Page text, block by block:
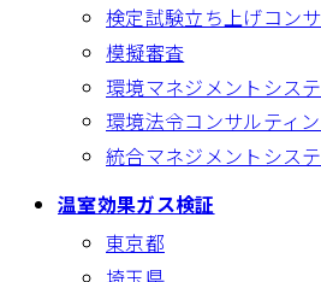
検定試験立ち上げコン
模擬審査
環境マネジメントシス
環境法令コンサルティ
統合マネジメントシス
温室効果ガス検証
東京都